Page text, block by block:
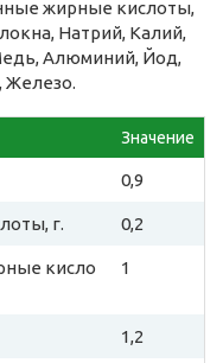
жирные кислоты,
Натрий, Калий,
Алюминий, Йод,
Железо.
Значение
0,9
г. 0,2
кисло
1
1,2